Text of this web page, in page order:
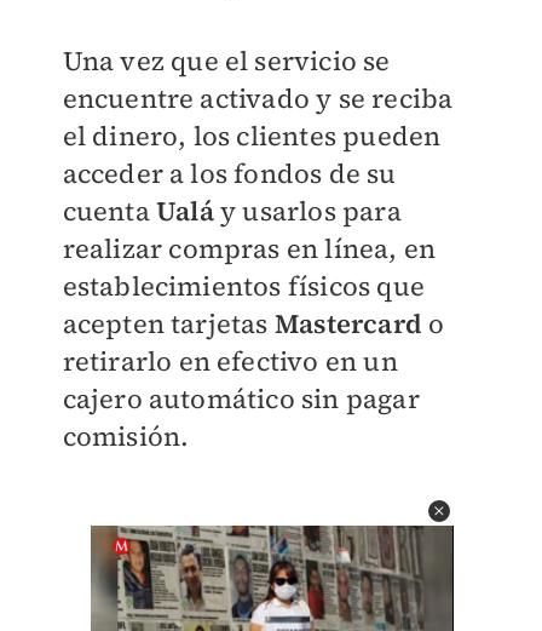
Una vez que el servicio se
encuentre activado y se reciba
el dinero, los clientes pueden
acceder a los fondos de su
cuentaUaláy usarlos para
realizar compras en línea, en
establecimientos físicos que
acepten tarjetas Mastercard o
retirarlo en efectivo en un
cajero automático sin pagar
comisión.